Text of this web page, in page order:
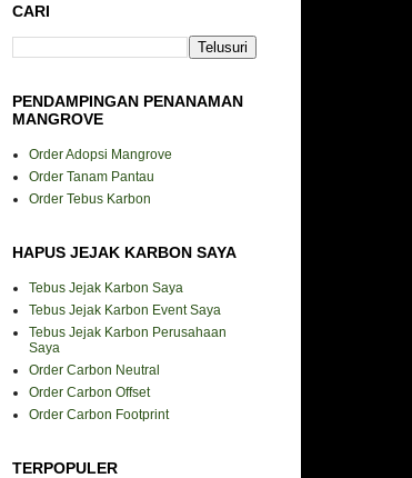
CARI
PENDAMPINGAN PENANAMAN
MANGROVE
Order Adopsi Mangrove
Order Tanam Pantau
Order Tebus Karbon
HAPUS JEJAK KARBON SAYA
Tebus Jejak Karbon Saya
Tebus Jejak Karbon Event Saya
Tebus Jejak Karbon Perusahaan
Saya
Order Carbon Neutral
Order Carbon Offset
Order Carbon Footprint
TERPOPULER